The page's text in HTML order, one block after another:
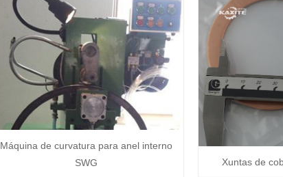
Máquina de curvatura para anel interno
SWG
Xuntas de